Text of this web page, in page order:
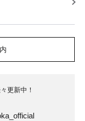
更新中！